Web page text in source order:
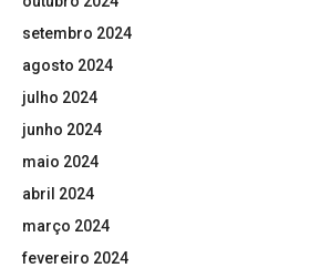
setembro 2024
agosto 2024
julho 2024
junho 2024
maio 2024
abril 2024
março 2024
fevereiro 2024